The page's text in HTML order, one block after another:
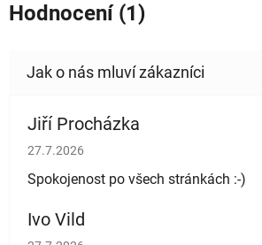
Hodnocení (1)
Jiří Procházka
Hodnocení obchodu je 5 z 5 hvězdiček.
27.7.2026
Spokojenost po všech stránkách :-)
Ivo Vild